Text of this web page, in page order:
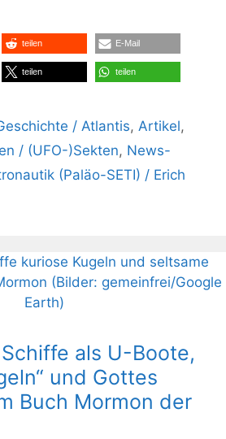
teilen E-Mail
teilen teilen
/ Atlantis, Artikel,
/ (UFO-)Sekten, News-
(Paläo-SETI) / Erich
als U-Boote,
und Gottes
Buch Mormon der